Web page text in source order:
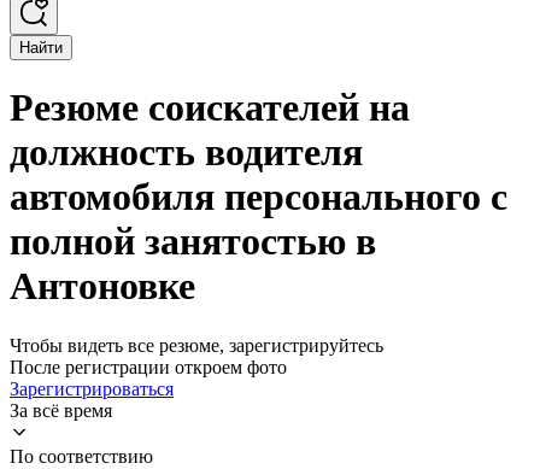
Найти
Резюме соискателей на
должность водителя
автомобиля персонального с
полной занятостью в
Антоновке
Чтобы видеть все резюме, зарегистрируйтесь
После регистрации откроем фото
Зарегистрироваться
За всё время
По соответствию